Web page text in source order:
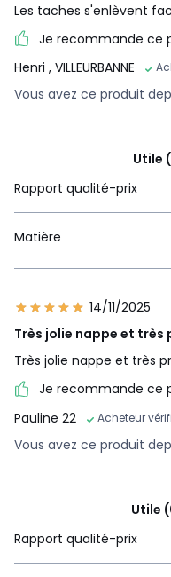
Les taches s'enlèvent
Je recommande ce
Henri , VILLEURBANNE
Vous avez ce produit
Utile
Rapport qualité-prix
Matière
14/11/2025
Très jolie nappe et très
Très jolie nappe et très
Je recommande ce
Pauline 22
Acheteur
Vous avez ce produit
Utile
Rapport qualité-prix